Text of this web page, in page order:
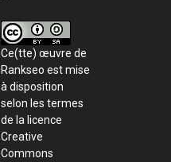
Ce(tte) œuvre de
Rankseo est mise
à disposition
selon les termes
de la licence
Creative
Commons